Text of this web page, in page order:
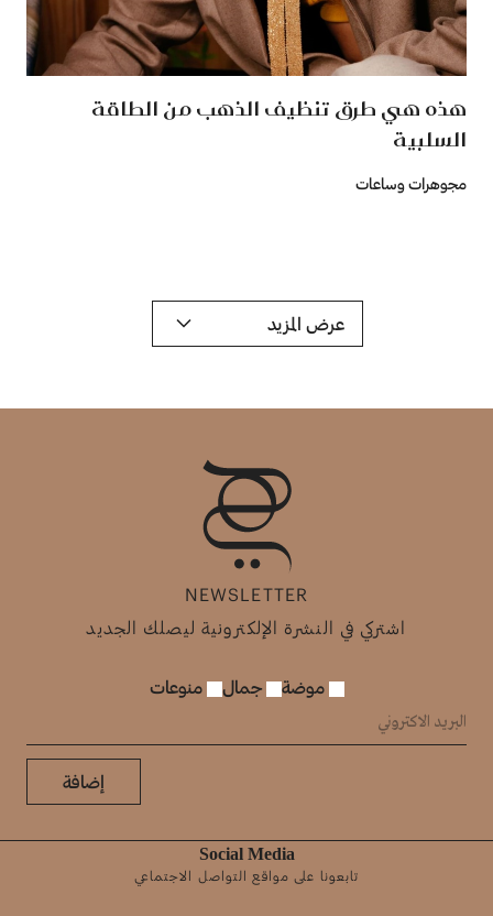
هذه هي طرق تنظيف الذهب من الطاقة
السلبية
مجوهرات وساعات
عرض المزيد
NEWSLETTER
اشتركي في النشرة الإلكترونية ليصلك الجديد
موضة جمال منوعات
إضافة
Social Media
تابعونا على مواقع التواصل الاجتماعي